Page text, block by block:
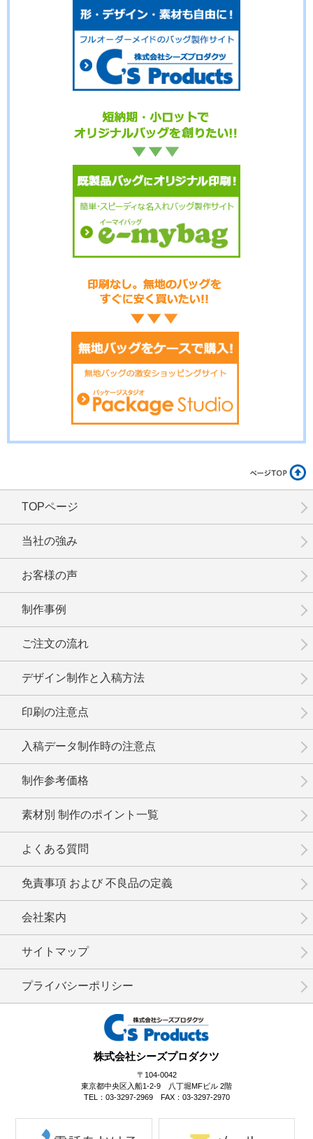
No.16-038 No.16-037
No.16-035 No.16-034
No.16-032
No.16-028 No.16-026
No.16-025
No.16-022
No.16-012 No.16-011 No.16-010
No.16-007
株式会社シーズプロダクツ
〒104-0042
東京都中央区入船1-2-9 八丁堀MFビル 2階
TEL：03-3297-2969 FAX：03-3297-2970
TOPページ
当社の強み
お客様の声
制作事例
ご注文の流れ
デザイン制作と入稿方法
印刷の注意点
入稿データ制作時の注意点
制作参考価格
素材別 制作のポイント一覧
よくある質問
免責事項 および 不良品の定義
会社案内
サイトマップ
プライバシーポリシー